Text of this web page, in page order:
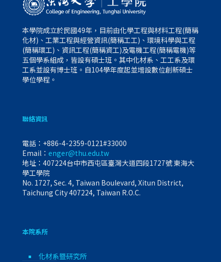
本學院成立於民國49年，目前由化學工程與材料工程(簡稱
化材)、工業工程與經營資訊(簡稱工工)、環境科學與工程
(簡稱環工)、資訊工程(簡稱資工)及電機工程(簡稱電機)等
五個學系組成，皆設有碩士班。其中化材系、工工系及環
工系並設有博士班。自104學年度起並增設數位創新碩士
學位學程。
聯絡資訊
電話： +886-4-2359-0121#33000
Email： enger@thu.edu.tw
地址：407224台中市西屯區臺灣大道四段1727號 東海大
學工學院
No. 1727, Sec. 4, Taiwan Boulevard, Xitun District,
Taichung City 407224, Taiwan R.O.C.
本院系所
化材系暨研究所